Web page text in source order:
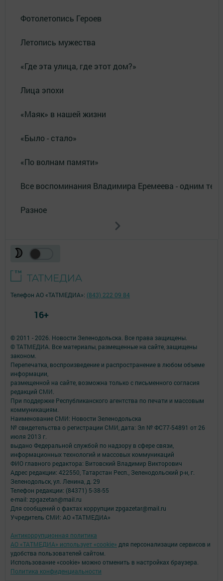
Фотолетопись Героев
Летопись мужества
«Где эта улица, где этот дом?»
Лица эпохи
«Маяк» в нашей жизни
«Было - стало»
«По волнам памяти»
Все воспоминания Владимира Еремеева - одним
Разное
© 2011 - 2026. Новости Зеленодольска. Все права защищены.
© ТАТМЕДИА. Все материалы, размещенные на сайте, защищены
законом.
Перепечатка, воспроизведение и распространение в любом объеме
информации,
размещенной на сайте, возможна только с письменного согласия
редакций СМИ.
При поддержке Республиканского агентства по печати и массовым
коммуникациям.
Наименование СМИ: Новости Зеленодольска
№ свидетельства о регистрации СМИ, дата: Эл № ФС77-54891 от 26
июля 2013 г.
выдано Федеральной службой по надзору в сфере связи,
информационных технологий и массовых коммуникаций
ФИО главного редактора: Витовский Владимир Викторович
Адрес редакции: 422550, Татарстан Респ., Зеленодольский р-н, г.
Зеленодольск, ул. Ленина, д. 29
Телефон редакции: (84371) 5-38-55
e-mail: zpgazetan@mail.ru
Для сообщений о фактах коррупции zpgazetar@mail.ru
Учредитель СМИ: АО «ТАТМЕДИА»
Антикоррупционная политика
АО «ТАТМЕДИА» использует «cookie» для персонализации сервисов и
удобства пользователей сайтом.
Использование «cookie» можно отменить в настройках браузера.
Политика конфиденциальности
Телефон АО «ТАТМЕДИА»: (843) 222 09 84
16+